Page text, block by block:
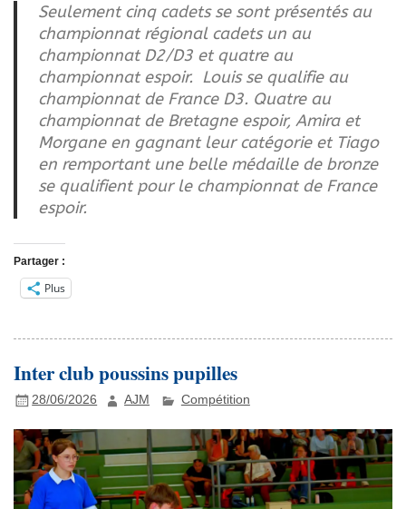
Seulement cinq cadets se sont présentés au
championnat régional cadets un au
championnat D2/D3 et quatre au
championnat espoir. Louis se qualifie au
championnat de France D3. Quatre au
championnat de Bretagne espoir, Amira et
Morgane en gagnant leur catégorie et Tiago
en remportant une belle médaille de bronze
se qualifient pour le championnat de France
espoir.
Partager :
Plus
Inter club poussins pupilles
28/06/2026 AJM Compétition